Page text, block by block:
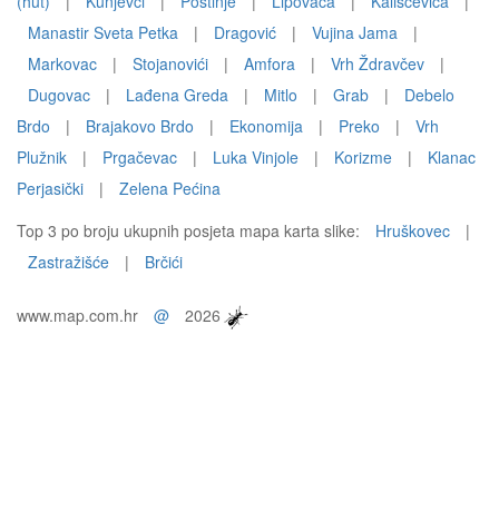
Manastir Sveta Petka
| Dragović | Vujina Jama
|
Markovac
| Stojanovići | Amfora | Vrh Ždravčev
|
Dugovac
| Lađena Greda | Mitlo | Grab |
Debelo
Brdo
| Brajakovo Brdo | Ekonomija | Preko |
Vrh
Plužnik
| Prgačevac | Luka Vinjole | Korizme |
Klanac
Perjasički
|
Zelena Pećina
Top 3 po broju ukupnih posjeta mapa karta slike:
Hruškovec
|
Zastražišće
| Brčići
www.map.com.hr @ 2026